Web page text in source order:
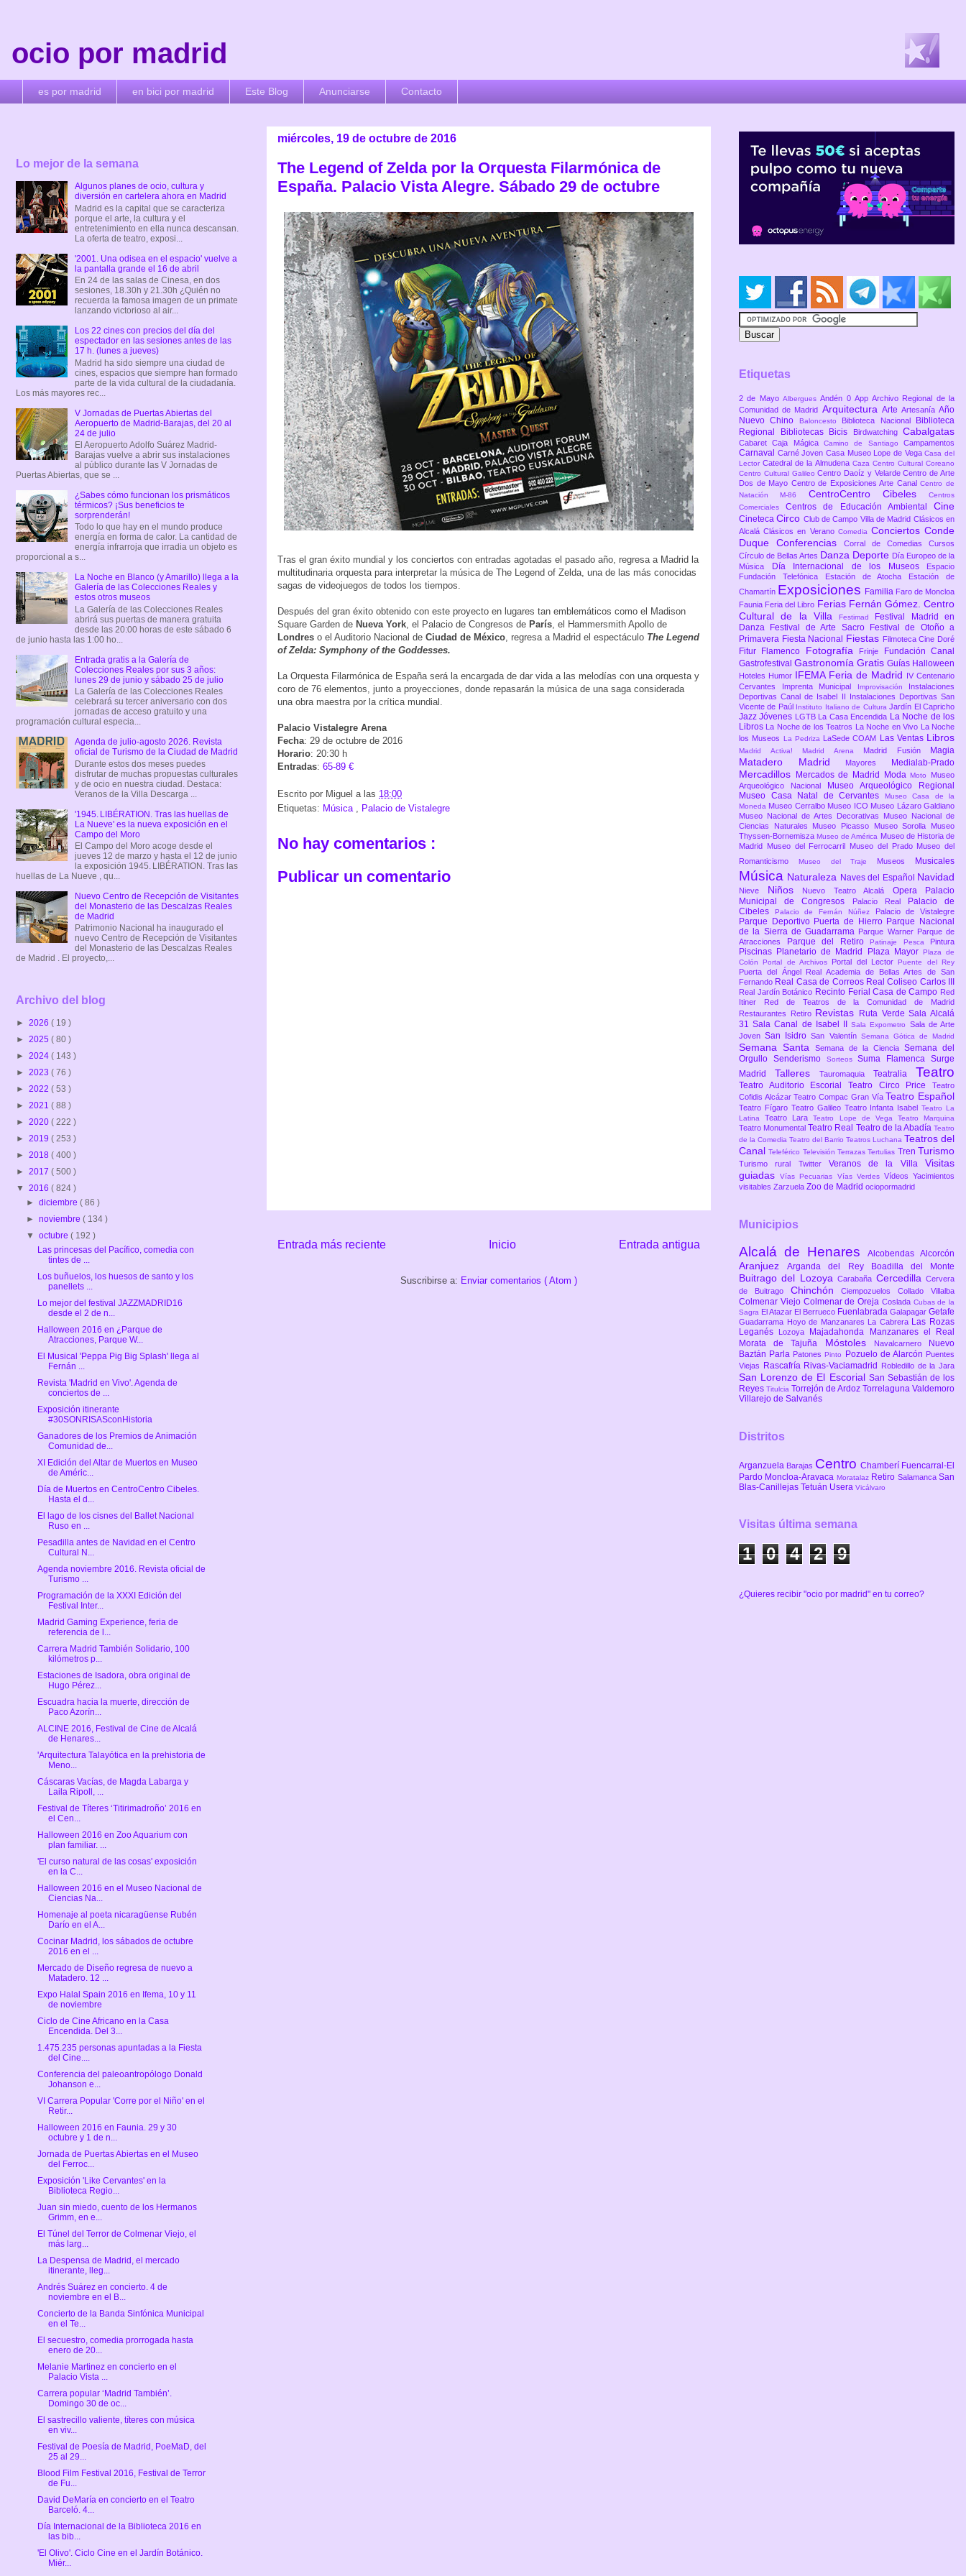
ocio por madrid
es por madrid en bici por madrid Este Blog Anunciarse Contacto
miércoles, 19 de octubre de 2016
The Legend of Zelda por la Orquesta Filarmónica de
España. Palacio Vista Alegre. Sábado 29 de octubre
Tras el gran éxito mundial y los conciertos con entradas agotadas el pasado año, regresa a Madrid la
multitudinaria orquesta para interpretar la música de The Legend of Zelda, una de las más conocidas
sagas de videojuegos de todos los tiempos.
Después del gran éxito obtenido con este proyecto en lugares tan emblemáticos como el Madison
Square Garden de Nueva York , el Palacio de Congresos de París , el Hammersmith Apollo de
Londres o el Auditorio Nacional de Ciudad de México , regresa a Madrid el espectáculo The Legend
of Zelda: Symphony of the Goddesses.
La Orquesta Filarmónica de España será la encargada de dar vida a las melodías con una orquesta y
coro de 76 elementos, junto a proyecciones, donde repasarán la música de una saga considerada
una obra maestra por la crítica mundial.
Palacio Vistalegre Arena
Fecha: 29 de octubre de 2016
Horario: 20:30 h
Entradas: 65-89 €
Escrito por Miguel a las 18:00
Etiquetas: Música , Palacio de Vistalegre
No hay comentarios :
Publicar un comentario
Entrada más reciente Entrada antigua
Inicio
Suscribirse a: Enviar comentarios ( Atom )
Lo mejor de la semana
Algunos planes de ocio, cultura y
diversión en cartelera ahora en Madrid
Madrid es la capital que se caracteriza
porque el arte, la cultura y el
entretenimiento en ella nunca descansan.
La oferta de teatro, exposi...
'2001. Una odisea en el espacio' vuelve a
la pantalla grande el 16 de abril
En 24 de las salas de Cinesa, en dos
sesiones, 18.30h y 21.30h ¿Quién no
recuerda la famosa imagen de un primate
lanzando victorioso al air...
Los 22 cines con precios del día del
espectador en las sesiones antes de las
17 h. (lunes a jueves)
Madrid ha sido siempre una ciudad de
cines, espacios que siempre han formado
parte de la vida cultural de la ciudadanía.
Los más mayores rec...
V Jornadas de Puertas Abiertas del
Aeropuerto de Madrid-Barajas, del 20 al
24 de julio
El Aeropuerto Adolfo Suárez Madrid-
Barajas vuelve a abrir sus instalaciones
al público durante las V Jornadas de
Puertas Abiertas, que se ...
¿Sabes cómo funcionan los prismáticos
térmicos? ¡Sus beneficios te
sorprenderán!
Todo lo que hay en el mundo produce
energía en forma de calor. La cantidad de
energía infrarroja que irradia un objeto es
proporcional a s...
La Noche en Blanco (y Amarillo) llega a la
Galería de las Colecciones Reales y
estos otros museos
La Galería de las Colecciones Reales
abrirá sus puertas de manera gratuita
desde las 20:00 horas de este sábado 6
de junio hasta las 1:00 ho...
Entrada gratis a la Galería de
Colecciones Reales por sus 3 años:
lunes 29 de junio y sábado 25 de julio
La Galería de las Colecciones Reales
celebrará su tercer aniversario con dos
jornadas de acceso gratuito y una
programación cultural especia...
Agenda de julio-agosto 2026. Revista
oficial de Turismo de la Ciudad de Madrid
Durante estos dos meses puedes
disfrutar de muchas propuestas culturales
y de ocio en nuestra ciudad. Destaca:
Veranos de la Villa Descarga ...
'1945. LIBÉRATION. Tras las huellas de
La Nueve' es la nueva exposición en el
Campo del Moro
El Campo del Moro acoge desde el
jueves 12 de marzo y hasta el 12 de junio
la exposición 1945. LIBÉRATION. Tras las
huellas de La Nueve , qu...
Nuevo Centro de Recepción de Visitantes
del Monasterio de las Descalzas Reales
de Madrid
Patrimonio Nacional ha inaugurado el
nuevo Centro de Recepción de Visitantes
del Monasterio de las Descalzas Reales
de Madrid . El proyecto,...
Archivo del blog
► 2026 ( 19 )
► 2025 ( 80 )
► 2024 ( 143 )
► 2023 ( 76 )
► 2022 ( 53 )
► 2021 ( 88 )
► 2020 ( 222 )
► 2019 ( 253 )
► 2018 ( 400 )
► 2017 ( 500 )
▼ 2016 ( 824 )
►diciembre( 86 )
►noviembre( 134 )
▼octubre( 192 )
Las princesas del Pacífico, comedia con
tintes de ...
Los buñuelos, los huesos de santo y los
panellets ...
Lo mejor del festival JAZZMADRID16
desde el 2 de n...
Halloween 2016 en ¿Parque de
Atracciones, Parque W...
El Musical 'Peppa Pig Big Splash' llega al
Fernán ...
Revista 'Madrid en Vivo'. Agenda de
conciertos de ...
Exposición itinerante
#30SONRISASconHistoria
Ganadores de los Premios de Animación
Comunidad de...
XI Edición del Altar de Muertos en Museo
de Améric...
Día de Muertos en CentroCentro Cibeles.
Hasta el d...
El lago de los cisnes del Ballet Nacional
Ruso en ...
Pesadilla antes de Navidad en el Centro
Cultural N...
Agenda noviembre 2016. Revista oficial de
Turismo ...
Programación de la XXXI Edición del
Festival Inter...
Madrid Gaming Experience, feria de
referencia de l...
Carrera Madrid También Solidario, 100
kilómetros p...
Estaciones de Isadora, obra original de
Hugo Pérez...
Escuadra hacia la muerte, dirección de
Paco Azorín...
ALCINE 2016, Festival de Cine de Alcalá
de Henares...
'Arquitectura Talayótica en la prehistoria de
Meno...
Cáscaras Vacías, de Magda Labarga y
Laila Ripoll, ...
Festival de Títeres ‘Titirimadroño’ 2016 en
el Cen...
Halloween 2016 en Zoo Aquarium con
plan familiar. ...
'El curso natural de las cosas' exposición
en la C...
Halloween 2016 en el Museo Nacional de
Ciencias Na...
Homenaje al poeta nicaragüense Rubén
Darío en el A...
Cocinar Madrid, los sábados de octubre
2016 en el ...
Mercado de Diseño regresa de nuevo a
Matadero. 12 ...
Expo Halal Spain 2016 en Ifema, 10 y 11
de noviembre
Ciclo de Cine Africano en la Casa
Encendida. Del 3...
1.475.235 personas apuntadas a la Fiesta
del Cine....
Conferencia del paleoantropólogo Donald
Johanson e...
VI Carrera Popular 'Corre por el Niño' en el
Retir...
Halloween 2016 en Faunia. 29 y 30
octubre y 1 de n...
Jornada de Puertas Abiertas en el Museo
del Ferroc...
Exposición 'Like Cervantes' en la
Biblioteca Regio...
Juan sin miedo, cuento de los Hermanos
Grimm, en e...
El Túnel del Terror de Colmenar Viejo, el
más larg...
La Despensa de Madrid, el mercado
itinerante, lleg...
Andrés Suárez en concierto. 4 de
noviembre en el B...
Concierto de la Banda Sinfónica Municipal
en el Te...
El secuestro, comedia prorrogada hasta
enero de 20...
Melanie Martinez en concierto en el
Palacio Vista ...
Carrera popular ‘Madrid También’.
Domingo 30 de oc...
El sastrecillo valiente, títeres con música
en viv...
Festival de Poesía de Madrid, PoeMaD, del
25 al 29...
Blood Film Festival 2016, Festival de Terror
de Fu...
David DeMaría en concierto en el Teatro
Barceló. 4...
Día Internacional de la Biblioteca 2016 en
las bib...
'El Olivo'. Ciclo Cine en el Jardín Botánico.
Miér...
Etiquetas
2 de Mayo AlberguesAndén 0 AppArchivo Regional de la
Comunidad de Madrid Arquitectura Arte ArtesaníaAño
Nuevo Chino
Baloncesto Biblioteca Nacional
Biblioteca
Regional
Bibliotecas Bicis Birdwatching Cabalgatas
CabaretCaja MágicaCamino de SantiagoCampamentos
Carnaval Carné JovenCasa Museo Lope de VegaCasa del
LectorCatedral de la Almudena Caza Centro Cultural Coreano
Centro Cultural GalileoCentro Daoíz y VelardeCentro de Arte
Dos de Mayo Centro de Exposiciones Arte CanalCentro de
Natación M-86 CentroCentro Cibeles
Centros
ComercialesCentros de Educación AmbientalCine
CinetecaCirco Club de Campo Villa de Madrid Clásicos en
AlcaláClásicos en Verano Comedia ConciertosConde
Duque Conferencias Corral de Comedias Cursos
Círculo de Bellas Artes Danza Deporte Día Europeo de la
Música
Día Internacional de los Museos
Espacio
Fundación Telefónica
Estación de Atocha
Estación de
Chamartín Exposiciones Familia Faro de Moncloa
Faunia Feria del Libro Ferias Fernán Gómez. Centro
Cultural de la VillaFestimad
Festival Madrid en
Danza
Festival de Arte Sacro
Festival de Otoño a
Primavera Fiesta Nacional Fiestas Filmoteca Cine Doré
Fitur Flamenco Fotografía Frinje
Fundación Canal
Gastrofestival Gastronomía Gratis Guías Halloween
Hoteles Humor IFEMA Feria de Madrid
IV Centenario
Cervantes
Imprenta Municipal Improvisación
Instalaciones
Deportivas Canal de Isabel II
Instalaciones Deportivas San
Vicente de Paúl
Instituto Italiano de CulturaJardín El Capricho
JazzJóvenes LGTB La Casa Encendida La Noche de los
Libros
La Noche de los Teatros La Noche en Vivo
La Noche
los Museos
La Pedriza LaSede COAM Las Ventas Libros
Madrid Activa! Madrid Arena Madrid Fusión Magia
Matadero Madrid Mayores Medialab-Prado
Mercadillos Mercados de Madrid ModaMoto Museo
Arqueológico Nacional
Museo Arqueológico Regional
Museo Casa Natal de Cervantes
Museo Casa de la
Moneda Museo Cerralbo Museo ICO Museo Lázaro Galdiano
Museo Nacional de Artes Decorativas Museo Nacional de
Ciencias Naturales Museo Picasso Museo Sorolla Museo
Thyssen-BornemiszaMuseo de América Museo de Historia de
Madrid
Museo del Ferrocarril Museo del Prado Museo del
Romanticismo
Museo del Traje Museos Musicales
Música Naturaleza Naves del Español Navidad
Nieve Niños Nuevo Teatro Alcalá Opera
Palacio
Municipal de Congresos
Palacio Real
Palacio de
Cibeles
Palacio de Fernán Núñez Palacio de Vistalegre
Parque Deportivo Puerta de Hierro Parque Nacional
de la Sierra de Guadarrama Parque Warner Parque de
Atracciones
Parque del Retiro Patinaje Pesca Pintura
Piscinas Planetario de Madrid Plaza Mayor
Plaza de
Colón Portal de Archivos Portal del LectorPuente del Rey
Puerta del Ángel
Real Academia de Bellas Artes de San
Fernando Real Casa de Correos Real Coliseo Carlos III
Real Jardín Botánico Recinto Ferial Casa de Campo Red
Itiner
Red de Teatros de la Comunidad de Madrid
Restaurantes
Retiro Revistas Ruta VerdeSala Alcalá
31Sala Canal de Isabel IISala Expometro Sala de Arte
JovenSan IsidroSan Valentín Semana Gótica de Madrid
Semana Santa Semana de la Ciencia Semana del
Orgullo Senderismo SorteosSuma FlamencaSurge
Madrid Talleres Tauromaquia Teatralia Teatro
Teatro Auditorio Escorial Teatro Circo Price Teatro
Cofidis AlcázarTeatro Compac Gran Vía Teatro Español
Teatro Fígaro Teatro Galileo Teatro Infanta IsabelTeatro La
Latina Teatro LaraTeatro Lope de Vega Teatro Marquina
Teatro Monumental Teatro Real Teatro de la Abadía Teatro
de la Comedia Teatro del Barrio Teatros Luchana Teatros del
CanalTeleférico TelevisiónTerrazasTertulias Tren Turismo
Turismo rural Twitter Veranos de la VillaVisitas
guiadasVías Pecuarias Vías Verdes VídeosYacimientos
visitables Zarzuela Zoo de Madrid ociopormadrid
Municipios
Alcalá de Henares Alcobendas Alcorcón
AranjuezArganda del Rey Boadilla del Monte
Buitrago del LozoyaCarabaña CercedillaCervera
de Buitrago ChinchónCiempozuelosCollado Villalba
Colmenar Viejo Colmenar de Oreja Coslada Cubas de la
Sagra El Atazar El Berrueco Fuenlabrada Galapagar Getafe
Guadarrama Hoyo de Manzanares La Cabrera Las Rozas
Leganés
Lozoya Majadahonda
Manzanares el Real
Morata de Tajuña Móstoles Navalcarnero
Nuevo
Baztán Parla PatonesPinto Pozuelo de Alarcón Puentes
Viejas
Rascafría Rivas-Vaciamadrid Robledillo de la Jara
San Lorenzo de El Escorial San Sebastián de los
Reyes Titulcia Torrejón de Ardoz Torrelaguna Valdemoro
Villarejo de Salvanés
Distritos
Arganzuela Barajas Centro Chamberí Fuencarral-El
Pardo Moncloa-Aravaca Moratalaz Retiro SalamancaSan
Blas-Canillejas Tetuán Usera Vicálvaro
Visitas última semana
1 0 4 2 9
¿Quieres recibir "ocio por madrid" en tu correo?